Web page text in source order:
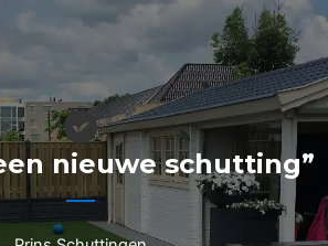
nieuwe schutting”